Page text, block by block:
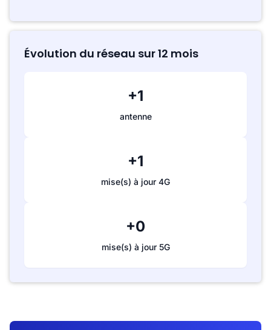
Évolution du réseau sur 12 mois
+1
antenne
+1
mise(s) à jour 4G
+0
mise(s) à jour 5G